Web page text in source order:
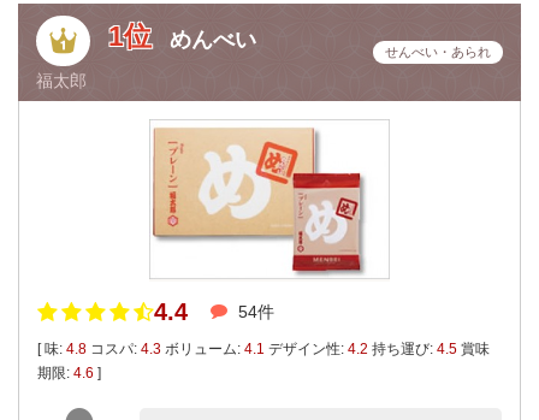
1位 めんべい
福太郎
せんべい・あられ
4.4 54件
[ 味: 4.8 コスパ: 4.3 ボリューム: 4.1 デザイン性: 4.2 持ち運び: 4.5 賞味
期限: 4.6 ]